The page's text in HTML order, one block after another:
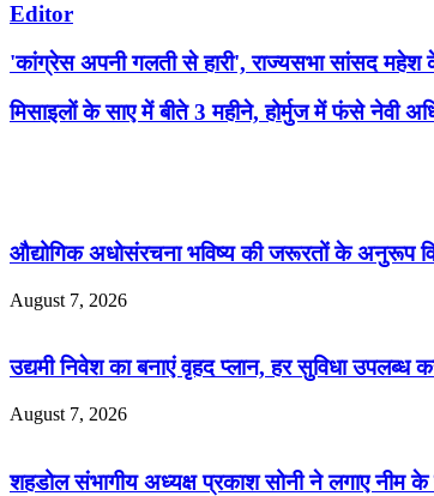
Editor
'कांग्रेस अपनी गलती से हारी', राज्यसभा सांसद महेश
मिसाइलों के साए में बीते 3 महीने, होर्मुज में फंसे नेवी
औद्योगिक अधोसंरचना भविष्य की जरूरतों के अनुरूप
August 7, 2026
उद्यमी निवेश का बनाएं वृहद प्लान, हर सुविधा उपलब्ध
August 7, 2026
शहडोल संभागीय अध्यक्ष प्रकाश सोनी ने लगाए नीम के